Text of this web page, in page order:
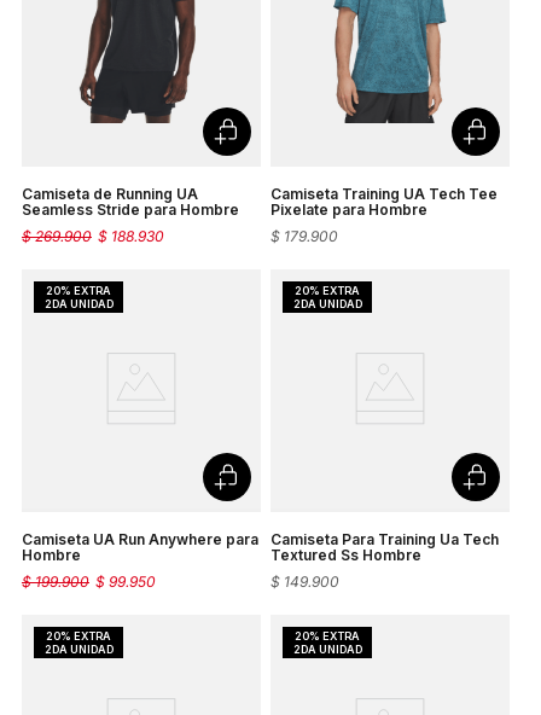
Camiseta de Running UA
Seamless Stride para Hombre
$ 188.930
$ 269.900
Camiseta Training UA Tech Tee
Pixelate para Hombre
$ 179.900
Camiseta UA Run Anywhere para
Hombre
$ 99.950
$ 199.900
Camiseta Para Training Ua Tech
Textured Ss Hombre
$ 149.900